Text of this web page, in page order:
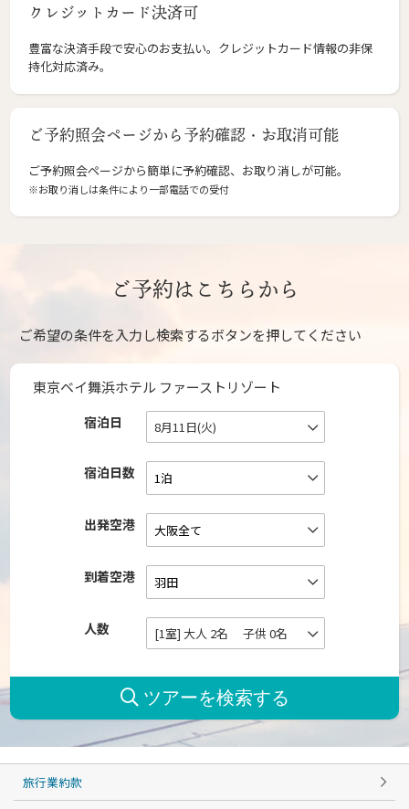
クレジットカード決済可
豊富な決済手段で安心のお支払い。クレジットカード情報の非保
持化対応済み。
ご予約照会ページから予約確認・お取消可能
ご予約照会ページから簡単に予約確認、お取り消しが可能。
※お取り消しは条件により一部電話での受付
ご予約はこちらから
ご希望の条件を入力し検索するボタンを押してください
東京ベイ舞浜ホテル ファーストリゾート
宿泊日 8月11日(火)
宿泊日数
出発空港
到着空港
人数 [1室] 大人 2名 子供 0名
旅行業約款